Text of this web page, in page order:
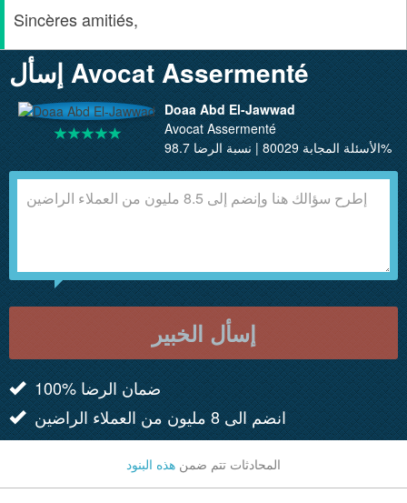
Sincères amitiés,
إسأل Avocat Assermenté
Doaa Abd El-Jawwad
Avocat Assermenté
الأسئلة المجابة 80029 | نسبة الرضا 98.7%
إسأل الخبير
100% ضمان الرضا
انضم الى 8 مليون من العملاء الراضين
المحادثات تتم ضمن هذه البنود